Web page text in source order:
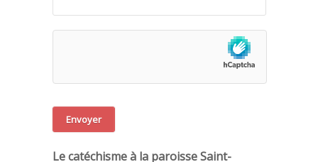
Le catéchisme à la paroisse Saint-